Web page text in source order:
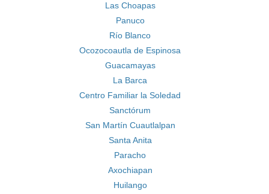
Las Choapas
Panuco
Río Blanco
Ocozocoautla de Espinosa
Guacamayas
La Barca
Centro Familiar la Soledad
Sanctórum
San Martín Cuautlalpan
Santa Anita
Paracho
Axochiapan
Huilango